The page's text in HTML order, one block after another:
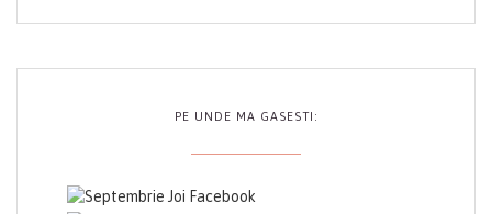
PE UNDE MA GASESTI: